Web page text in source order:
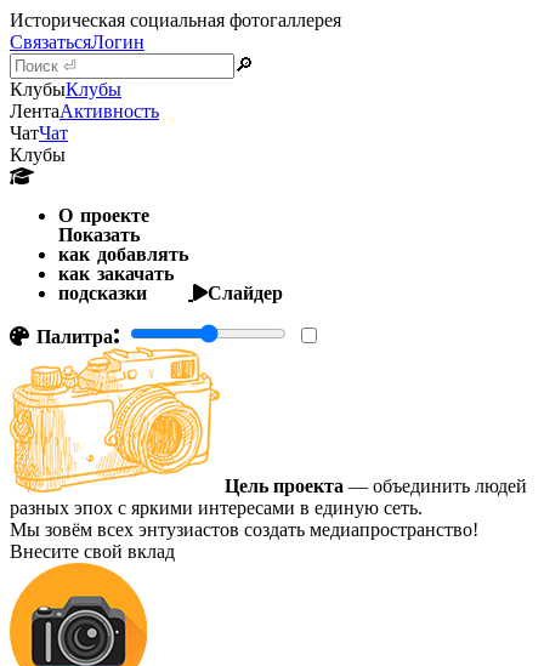
Историческая социальная фотогаллерея
СвязатьсяЛогин
🔎
КлубыКлубы
ЛентаАктивность
ЧатЧат
Клубы
О проекте
Показать
как добавлять
как закачать
подсказки
Слайдер
Палитра:
Цель проекта — объединить людей
разных эпох с яркими интересами в единую сеть.
Мы зовём всех энтузиастов создать медиапространство!
Внесите свой вклад